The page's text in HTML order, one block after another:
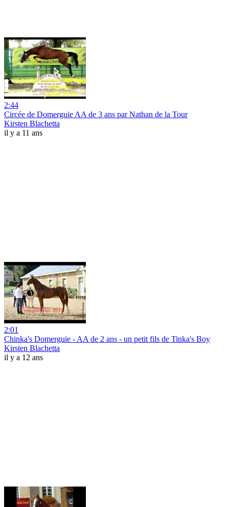
2:44
Circée de Domerguie AA de 3 ans par Nathan de la Tour
Kirsten Blachetta
il y a 11 ans
2:01
Chinka's Domerguie - AA de 2 ans - un petit fils de Tinka's Boy
Kirsten Blachetta
il y a 12 ans